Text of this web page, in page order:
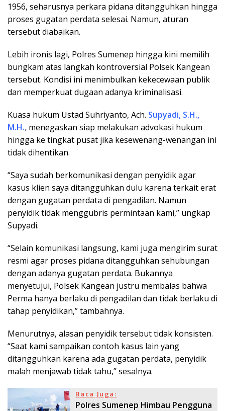
1956, seharusnya perkara pidana ditangguhkan hingga
proses gugatan perdata selesai. Namun, aturan
tersebut diabaikan.
Lebih ironis lagi, Polres Sumenep hingga kini memilih
bungkam atas langkah kontroversial Polsek Kangean
tersebut. Kondisi ini menimbulkan kekecewaan publik
dan memperkuat dugaan adanya kriminalisasi.
Kuasa hukum Ustad Suhriyanto, Ach. Supyadi, S.H.,
M.H., menegaskan siap melakukan advokasi hukum
hingga ke tingkat pusat jika kesewenang-wenangan ini
tidak dihentikan.
“Saya sudah berkomunikasi dengan penyidik agar
kasus klien saya ditangguhkan dulu karena terkait erat
dengan gugatan perdata di pengadilan. Namun
penyidik tidak menggubris permintaan kami,” ungkap
Supyadi.
“Selain komunikasi langsung, kami juga mengirim surat
resmi agar proses pidana ditangguhkan sehubungan
dengan adanya gugatan perdata. Bukannya
menyetujui, Polsek Kangean justru membalas bahwa
Perma hanya berlaku di pengadilan dan tidak berlaku di
tahap penyidikan,” tambahnya.
Menurutnya, alasan penyidik tersebut tidak konsisten.
“Saat kami sampaikan contoh kasus lain yang
ditangguhkan karena ada gugatan perdata, penyidik
malah menjawab tidak tahu,” sesalnya.
Baca Juga:
Polres Sumenep Himbau Pengguna